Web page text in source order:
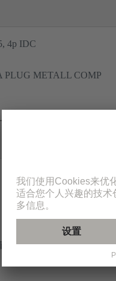
4p IDC
PLUG METALL COMP